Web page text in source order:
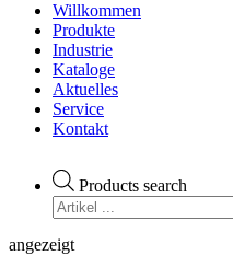
Willkommen
Produkte
Industrie
Kataloge
Aktuelles
Service
Kontakt
Products search
angezeigt